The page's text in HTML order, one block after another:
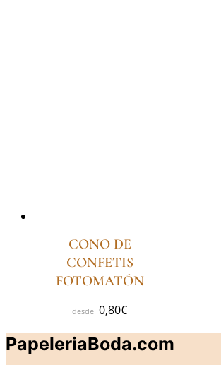
CONO DE
CONFETIS
FOTOMATÓN
0,80€
PapeleriaBoda.com